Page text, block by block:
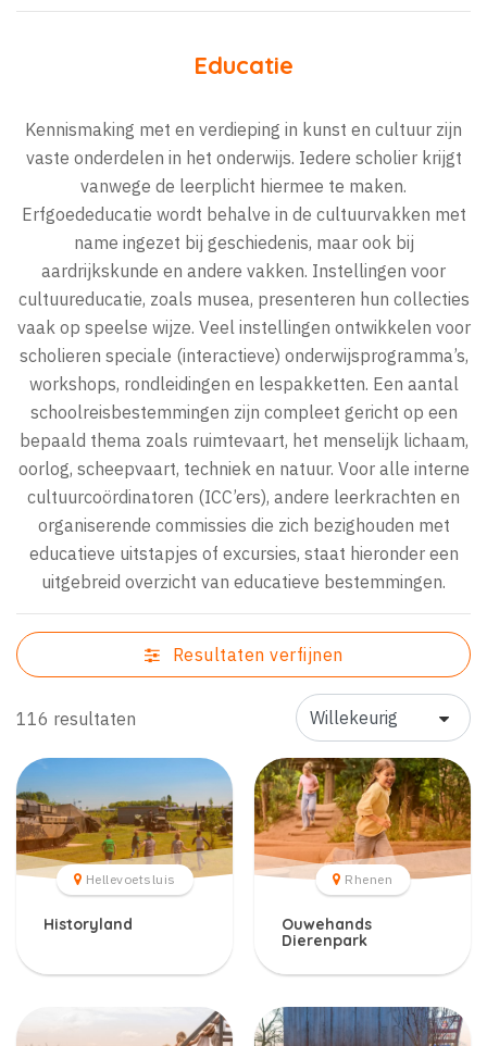
Educatie
Kennismaking met en verdieping in kunst en cultuur zijn
vaste onderdelen in het onderwijs. Iedere scholier krijgt
vanwege de leerplicht hiermee te maken.
Erfgoededucatie wordt behalve in de cultuurvakken met
name ingezet bij geschiedenis, maar ook bij
aardrijkskunde en andere vakken. Instellingen voor
cultuureducatie, zoals musea, presenteren hun collecties
vaak op speelse wijze. Veel instellingen ontwikkelen voor
scholieren speciale (interactieve) onderwijsprogramma’s,
workshops, rondleidingen en lespakketten. Een aantal
schoolreisbestemmingen zijn compleet gericht op een
bepaald thema zoals ruimtevaart, het menselijk lichaam,
oorlog, scheepvaart, techniek en natuur. Voor alle interne
cultuurcoördinatoren (ICC’ers), andere leerkrachten en
organiserende commissies die zich bezighouden met
educatieve uitstapjes of excursies, staat hieronder een
uitgebreid overzicht van educatieve bestemmingen.
Resultaten verfijnen
116 resultaten
Hellevoetsluis
Historyland
Rhenen
Ouwehands
Dierenpark